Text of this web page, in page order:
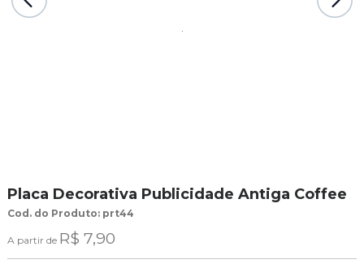
Placa Decorativa Publicidade Antiga Coffee
Cod. do Produto: prt44
A partir de R$ 7,90